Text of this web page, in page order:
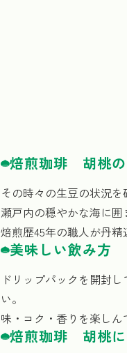
焙煎珈琲 胡桃の
その時々の生豆の状況
瀬戸内の穏やかな海に
焙煎歴45年の職人が丹精
美味しい飲み方
ドリップパックを開封
い。
味・コク・香りを楽しん
焙煎珈琲 胡桃に